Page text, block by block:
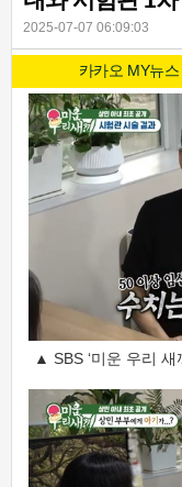
2025-07-07 06:09:03
카카오 MY뉴스
▲ SBS ‘미운 우리 새